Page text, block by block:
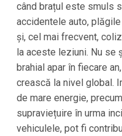
când brațul este smuls
accidentele auto,
și, cel mai frecvent,
la aceste leziuni. Nu se
brahial apar în fiecare
crească la nivel global.
de mare energie,
supraviețuire în urma
vehiculele, pot fi